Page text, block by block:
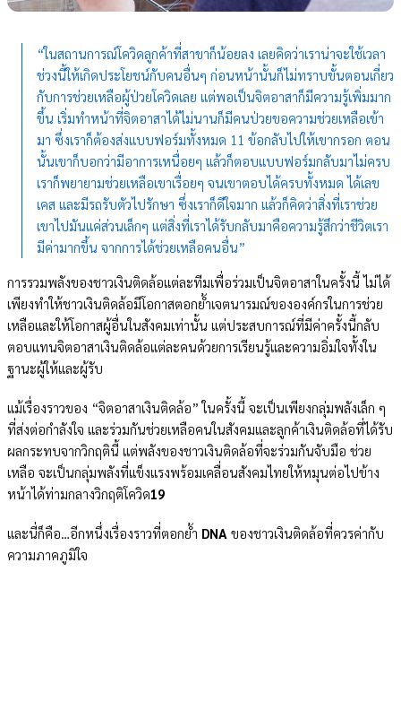
“ในสถานการณ์โควิดลูกค้าที่สาขาก็น้อยลง เลยคิดว่าเราน่าจะใช้เวลา
ช่วงนี้ให้เกิดประโยชน์กับคนอื่นๆ ก่อนหน้านั้นก็ไม่ทราบขั้นตอนเกี่ยว
กับการช่วยเหลือผู้ป่วยโควิดเลย แต่พอเป็นจิตอาสาก็มีความรู้เพิ่มมาก
ขึ้น เริ่มทำหน้าที่จิตอาสาได้ไม่นานก็มีคนป่วยขอความช่วยเหลือเข้า
มา ซึ่งเราก็ต้องส่งแบบฟอร์มทั้งหมด 11 ข้อกลับไปให้เขากรอก ตอน
นั้นเขาก็บอกว่ามีอาการเหนื่อยๆ แล้วก็ตอบแบบฟอร์มกลับมาไม่ครบ
เราก็พยายามช่วยเหลือเขาเรื่อยๆ จนเขาตอบได้ครบทั้งหมด ได้เลข
เคส และมีรถรับตัวไปรักษา ซึ่งเราก็ดีใจมาก แล้วก็คิดว่าสิ่งที่เราช่วย
เขาไปมันแค่ส่วนเล็กๆ แต่สิ่งที่เราได้รับกลับมาคือความรู้สึกว่าชีวิตเรา
มีค่ามากขึ้น จากการได้ช่วยเหลือคนอื่น”
การรวมพลังของชาวเงินติดล้อแต่ละทีมเพื่อร่วมเป็นจิตอาสาในครั้งนี้ ไม่ได้
เพียงทำให้ชาวเงินติดล้อมีโอกาสตอกย้ำเจตนารมณ์ขององค์กรในการช่วย
เหลือและให้โอกาสผู้อื่นในสังคมเท่านั้น แต่ประสบการณ์ที่มีค่าครั้งนี้กลับ
ตอบแทนจิตอาสาเงินติดล้อแต่ละคนด้วยการเรียนรู้และความอิ่มใจทั้งใน
ฐานะผู้ให้และผู้รับ
แม้เรื่องราวของ “จิตอาสาเงินติดล้อ” ในครั้งนี้ จะเป็นเพียงกลุ่มพลังเล็ก ๆ
ที่ส่งต่อกำลังใจ และร่วมกันช่วยเหลือคนในสังคมและลูกค้าเงินติดล้อที่ได้รับ
ผลกระทบจากวิกฤตินี้ แต่พลังของชาวเงินติดล้อที่จะร่วมกันจับมือ ช่วย
เหลือ จะเป็นกลุ่มพลังที่แข็งแรงพร้อมเคลื่อนสังคมไทยให้หมุนต่อไปข้าง
หน้าได้ท่ามกลางวิกฤติโควิด19
และนี่ก็คือ…อีกหนึ่งเรื่องราวที่ตอกย้ำ DNA ของชาวเงินติดล้อที่ควรค่ากับ
ความภาคภูมิใจ